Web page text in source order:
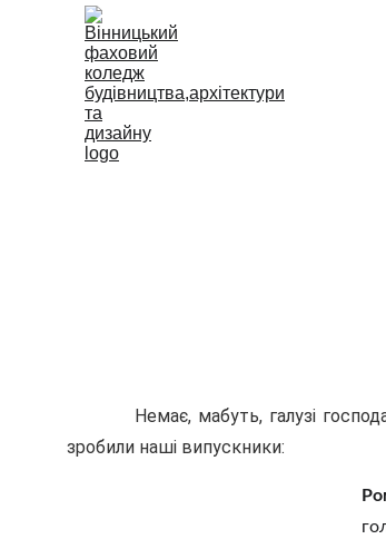
Немає, мабуть, галузі
зробили наші випускники: